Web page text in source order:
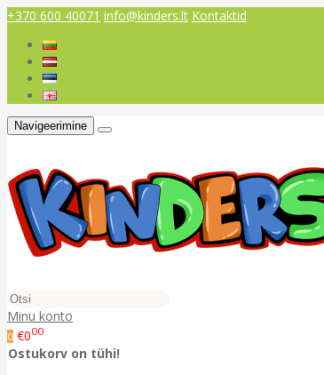
+370 600 40071 info@kinders.lt Kontaktid
Navigeerimine
Minu konto
0 €000
Ostukorv on tühi!